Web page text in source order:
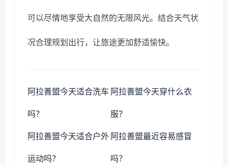
可以尽情地享受大自然的无限风光。结合天气状
况合理规划出行，让旅途更加舒适愉快。
阿拉善盟今天适合洗车
吗？
阿拉善盟今天穿什么衣
服？
阿拉善盟今天适合户外
运动吗？
阿拉善盟最近容易感冒
吗？